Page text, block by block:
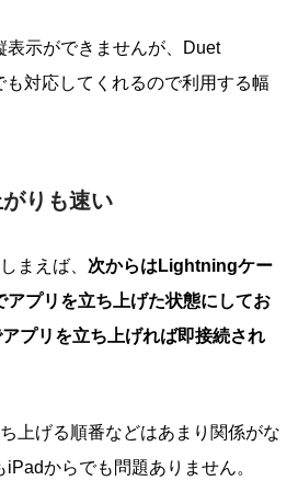
表示ができませんが、Duet
対応してくれるので利用する幅
りも速い
まえば、 次からは Lightningケー
アプリを立ち上げた状態にしてお
プリを立ち上げれば即接続され
上げる順番などはあまり関係がな
からでも問題ありません。